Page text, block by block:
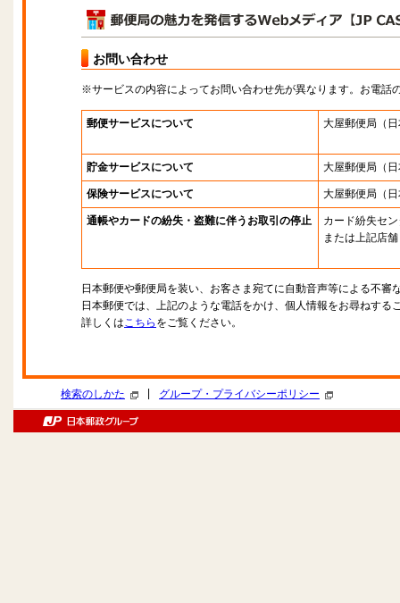
お問い合わせ
※サービスの内容によってお問い合わせ先が異なります。お電話
郵便サービスについて 大屋郵便局 （
貯金サービスについて 大屋郵便局 （
保険サービスについて 大屋郵便局 （
通帳やカードの紛失・盗難に伴うお取引の停止
カード紛失セ
または上記店舗
日本郵便や郵便局を装い、お客さま宛てに自動音声等による不審
日本郵便では、上記のような電話をかけ、個人情報をお尋ねする
詳しくはこちら をご覧ください。
検索のしかた グループ・プライバシーポリシー